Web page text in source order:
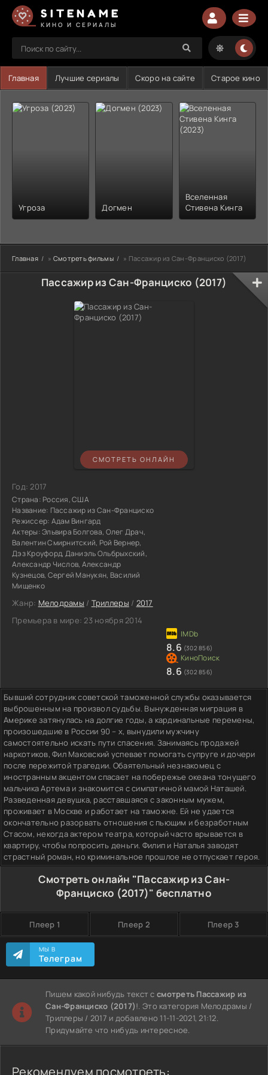
SITENAME
КИНО И СЕРИАЛЫ
Главная Лучшие сериалы Скоро на сайте Старое кино
Угроза Догмен
Вселенная
Стивена Кинга
Главная » Смотреть фильмы » Пассажир из Сан-Франциско (2017)
Пассажир из Сан-Франциско (2017)
СМОТРЕТЬ ОНЛАЙН
Год:2017
Страна: Россия, США
Название: Пассажир из Сан-Франциско
Режиссер: Адам Вингард
Актеры:Эльвира Болгова, Олег Драч,
Валентин Смирнитский, Рой Вернер,
Дэз Кроуфорд, Даниэль Ольбрыхский,
Александр Числов, Александр
Кузнецов, Сергей Манукян, Василий
Мищенко
Жанр: Мелодрамы / Триллеры / 2017
Премьера в мире: 23 ноября 2014
8.6 (302 856)
8.6 (302 856)
Бывший сотрудник советской таможенной службы оказывается
выброшенным на произвол судьбы. Вынужденная миграция в
Америке затянулась на долгие годы, а кардинальные перемены,
произошедшие в России 90 – х, вынудили мужчину
самостоятельно искать пути спасения. Занимаясь продажей
наркотиков, Фил Маковский успевает помогать супруге и дочери
после пережитой трагедии. Обаятельный незнакомец с
иностранным акцентом спасает на побережье океана тонущего
мальчика Артема и знакомится с симпатичной мамой Наташей.
Разведенная девушка, расставшаяся с законным мужем,
проживает в Москве и работает на таможне. Ей не удается
окончательно разорвать отношения с пьющим и безработным
Стасом, некогда актером театра, который часто врывается в
квартиру, чтобы попросить деньги. Филип и Наталья заводят
страстный роман, но криминальное прошлое не отпускает героя.
Смотреть онлайн "Пассажир из Сан-
Франциско (2017)" бесплатно
Плеер 1 Плеер 2 Плеер 3
МЫ В
Телеграм
Пишем какой нибудь текст ссмотреть Пассажир из
Сан-Франциско (2017)!. Это категория Мелодрамы /
Триллеры / 2017 и добавлено 11-11-2021, 21:12.
Придумайте что нибудь интересное.
Рекомендуем посмотреть: